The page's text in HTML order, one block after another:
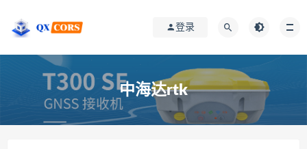
登录
中海达rtk